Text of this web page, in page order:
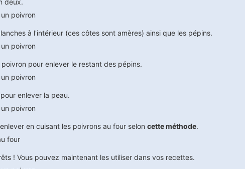
deux.
à l'intérieur (ces côtes sont amères) ainsi que les pépins.
pour enlever le restant des pépins.
enlever la peau.
en cuisant les poivrons au four selon cette méthode.
! Vous pouvez maintenant les utiliser dans vos recettes.